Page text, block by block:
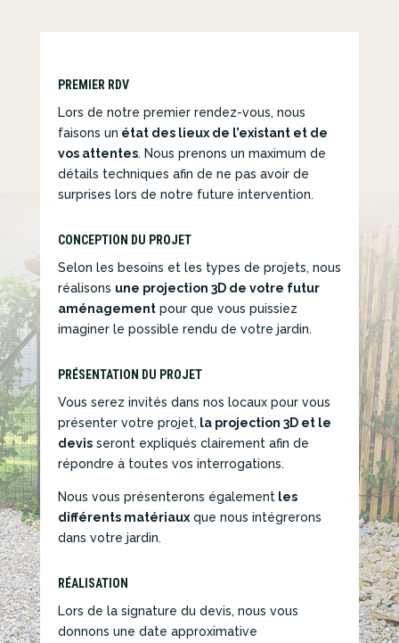
PREMIER RDV
Lors de notre premier rendez-vous, nous
faisons un état des lieux de l’existant et de
vos attentes. Nous prenons un maximum de
détails techniques afin de ne pas avoir de
surprises lors de notre future intervention.
CONCEPTION DU PROJET
Selon les besoins et les types de projets, nous
réalisons une projection 3D de votre futur
aménagementpour que vous puissiez
imaginer le possible rendu de votre jardin.
PRÉSENTATION DU PROJET
Vous serez invités dans nos locaux pour vous
présenter votre projet, la projection 3D et le
devisseront expliqués clairement afin de
répondre à toutes vos interrogations.
Nous vous présenterons égalementles
différents matériauxque nous intégrerons
dans votre jardin.
RÉALISATION
Lors de la signature du devis, nous vous
donnons une date approximative